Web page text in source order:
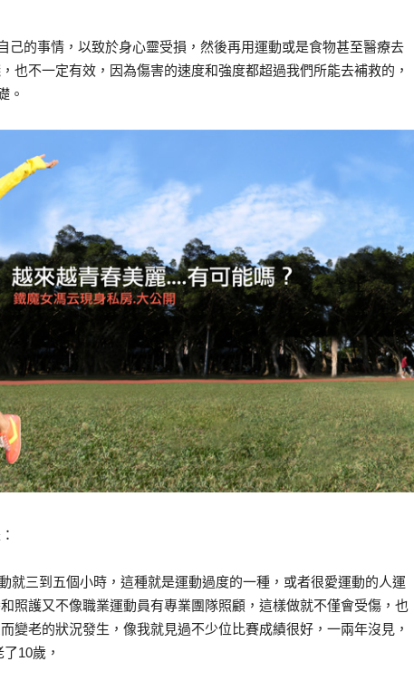
己的事情，以致於身心靈受損，然後再用運動或是食物甚至醫療去
也不一定有效，因為傷害的速度和強度都超過我們所能去補救的，
。
就三到五個小時，這種就是運動過度的一種，或者很愛運動的人運
照護又不像職業運動員有專業團隊照顧，這樣做就不僅會受傷，也
變老的狀況發生，像我就見過不少位比賽成績很好，一兩年沒見，
10歲，